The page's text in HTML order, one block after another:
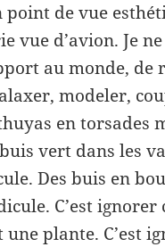
point de vue
vue d’avion. Je
au monde, de
modeler,
en torsades
vert dans les
Des buis en
C’est ignorer
plante. C’est